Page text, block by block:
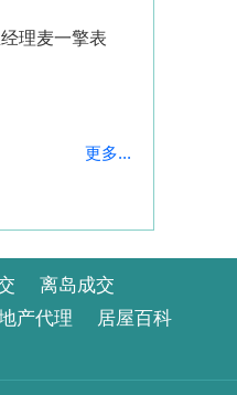
理麦一擎表
更多...
离岛成交
产代理
居屋百科